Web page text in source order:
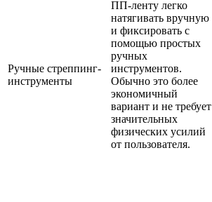
Ручные стреппинг-
инструменты
ПП-ленту легко
натягивать вручную
и фиксировать с
помощью простых
ручных
инструментов.
Обычно это более
экономичный
вариант и не требует
значительных
физических усилий
от пользователя.